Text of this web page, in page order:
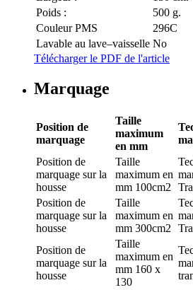
Poids :
500 g.
Couleur PMS
296C
Lavable au lave–vaisselle No
Télécharger le PDF de l'article
Marquage
Position de
marquage
Taille
maximum
en mm
Position de
marquage sur la
housse
Taille
maximum en
mm 100cm2
Position de
marquage sur la
housse
Taille
maximum en
mm 300cm2
Position de
marquage sur la
housse
Taille
maximum en
mm 160 x
130